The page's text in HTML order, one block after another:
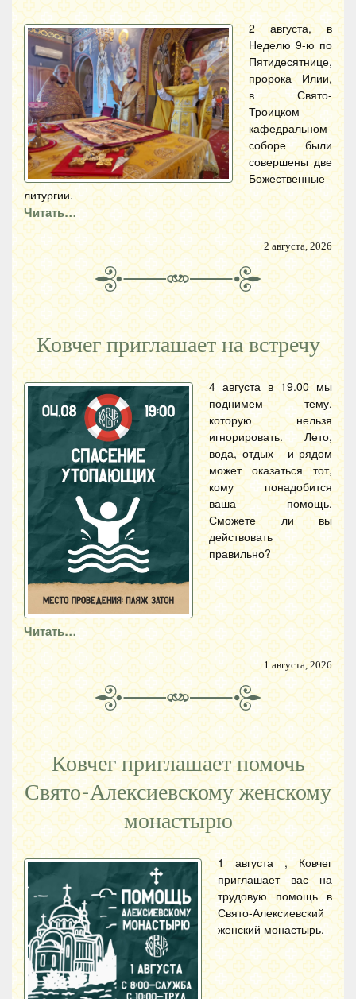
2 августа, в
Неделю 9-ю по
Пятидесятнице,
пророка Илии,
в Свято-
Троицком
кафедральном
соборе были
совершены две
Божественные
литургии.
Читать…
2 августа, 2026
Ковчег приглашает на встречу
4 августа в 19.00 мы
поднимем тему,
которую нельзя
игнорировать. Лето,
вода, отдых - и рядом
может оказаться тот,
кому понадобится
ваша помощь.
Сможете ли вы
действовать
правильно?
Читать…
1 августа, 2026
Ковчег приглашает помочь
Свято-Алексиевскому женскому
монастырю
1 августа , Ковчег
приглашает вас на
трудовую помощь в
Свято-Алексиевский
женский монастырь.